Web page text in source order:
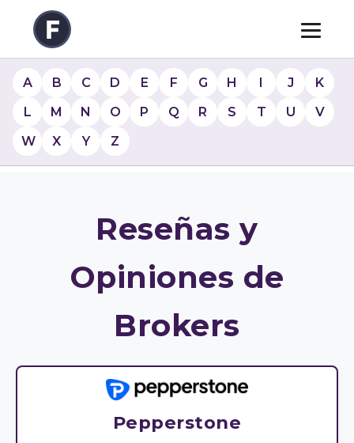
A B C D E F G H I J
K
L
M N O P Q R S T U
V
W
X Y Z
Reseñas y
Opiniones de
Brokers
Pepperstone